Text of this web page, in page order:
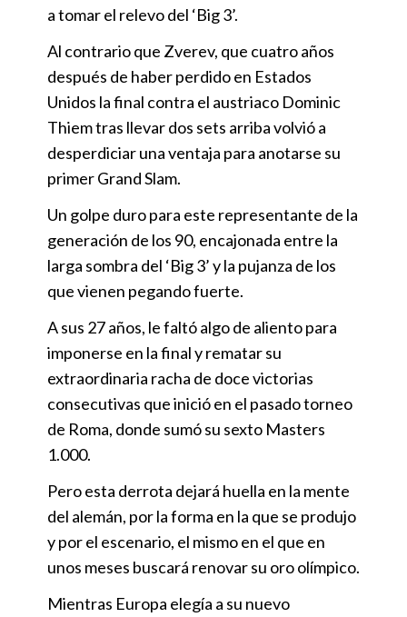
a tomar el relevo del ‘Big 3’.
Al contrario que Zverev, que cuatro años
después de haber perdido en Estados
Unidos la final contra el austriaco Dominic
Thiem tras llevar dos sets arriba volvió a
desperdiciar una ventaja para anotarse su
primer Grand Slam.
Un golpe duro para este representante de la
generación de los 90, encajonada entre la
larga sombra del ‘Big 3’ y la pujanza de los
que vienen pegando fuerte.
A sus 27 años, le faltó algo de aliento para
imponerse en la final y rematar su
extraordinaria racha de doce victorias
consecutivas que inició en el pasado torneo
de Roma, donde sumó su sexto Masters
1.000.
Pero esta derrota dejará huella en la mente
del alemán, por la forma en la que se produjo
y por el escenario, el mismo en el que en
unos meses buscará renovar su oro olímpico.
Mientras Europa elegía a su nuevo